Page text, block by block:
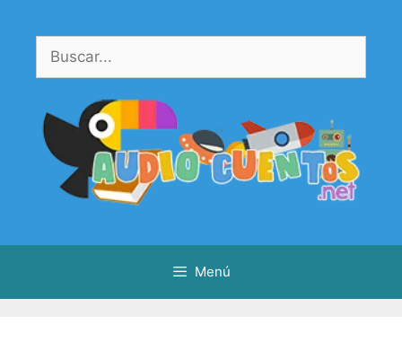
contenido
Buscar:
Menú